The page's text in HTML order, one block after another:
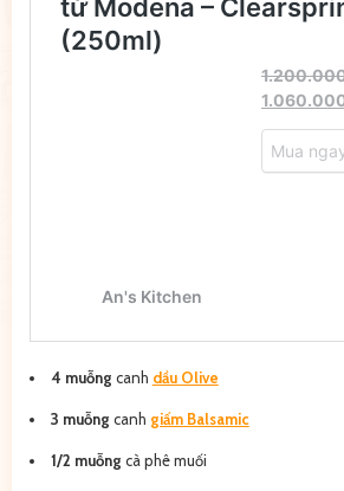
4 muỗng canh dầu Olive
3 muỗng canh giấm Balsamic
1/2 muỗng cà phê muối